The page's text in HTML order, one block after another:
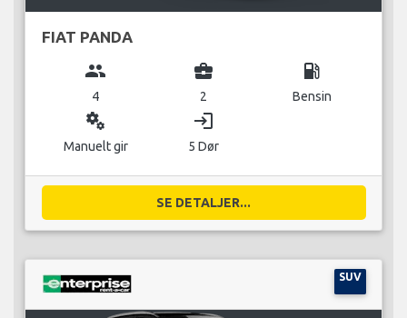
FIAT PANDA
group
4
business_center
2
local_gas_station
Bensin
miscellaneous_services
Manuelt gir
login
5 Dør
SE DETALJER...
SUV